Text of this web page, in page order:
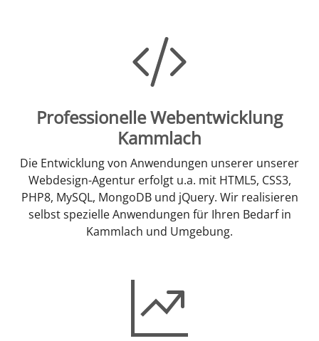
Professionelle Webentwicklung
Kammlach
Die Entwicklung von Anwendungen unserer unserer
Webdesign-Agentur erfolgt u.a. mit HTML5, CSS3,
PHP8, MySQL, MongoDB und jQuery. Wir realisieren
selbst spezielle Anwendungen für Ihren Bedarf in
Kammlach und Umgebung.